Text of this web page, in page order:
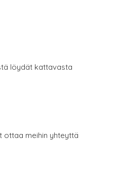
löydät kattavasta
ottaa meihin yhteyttä